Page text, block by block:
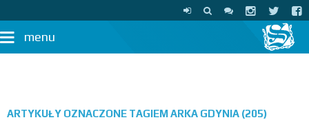
menu
ARTYKUŁY OZNACZONE TAGIEM ARKA GDYNIA (205)